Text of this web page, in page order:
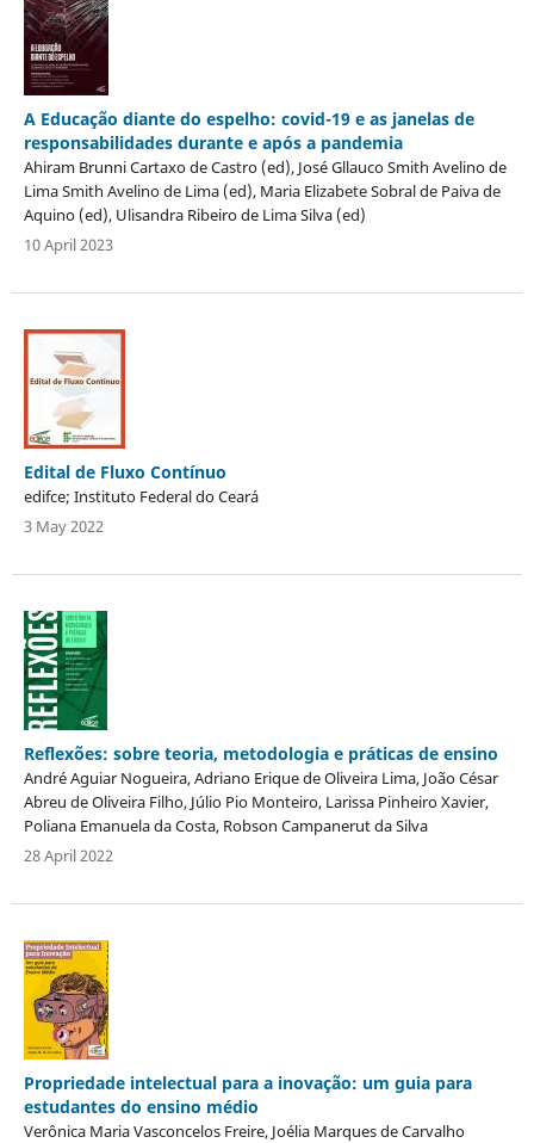
A Educação diante do espelho: covid-19 e as janelas de
responsabilidades durante e após a pandemia
Ahiram Brunni Cartaxo de Castro (ed), José Gllauco Smith Avelino de
Lima Smith Avelino de Lima (ed), Maria Elizabete Sobral de Paiva de
Aquino (ed), Ulisandra Ribeiro de Lima Silva (ed)
10 April 2023
Edital de Fluxo Contínuo
edifce; Instituto Federal do Ceará
3 May 2022
Reflexões: sobre teoria, metodologia e práticas de ensino
André Aguiar Nogueira, Adriano Erique de Oliveira Lima, João César
Abreu de Oliveira Filho, Júlio Pio Monteiro, Larissa Pinheiro Xavier,
Poliana Emanuela da Costa, Robson Campanerut da Silva
28 April 2022
Propriedade intelectual para a inovação: um guia para
estudantes do ensino médio
Verônica Maria Vasconcelos Freire, Joélia Marques de Carvalho